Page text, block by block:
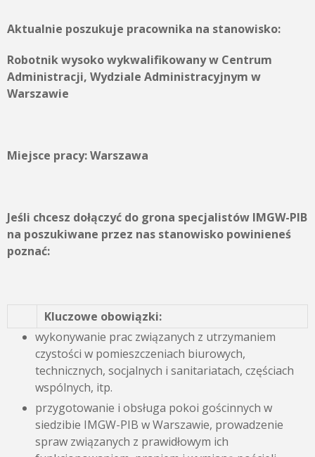
Aktualnie poszukuje pracownika na stanowisko:
Robotnik wysoko wykwalifikowany w Centrum
Administracji, Wydziale Administracyjnym w
Warszawie
Miejsce pracy: Warszawa
Jeśli chcesz dołączyć do grona specjalistów IMGW-PIB
na poszukiwane przez nas stanowisko powinieneś
poznać:
Kluczowe obowiązki:
wykonywanie prac związanych z utrzymaniem
czystości w pomieszczeniach biurowych,
technicznych, socjalnych i sanitariatach, częściach
wspólnych, itp.
przygotowanie i obsługa pokoi gościnnych w
siedzibie IMGW-PIB w Warszawie, prowadzenie
spraw związanych z prawidłowym ich